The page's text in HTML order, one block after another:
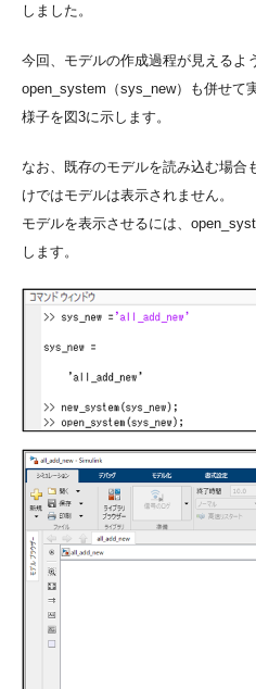
しました。
今回、モデルの作成過程が見えるよ
open_system（sys_new）も併せて
様子を図3に示します。
なお、既存のモデルを読み込む場合
けではモデルは表示されません。
モデルを表示させるには、
します。